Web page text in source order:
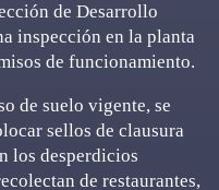
de Desarrollo
inspección en la planta
de funcionamiento.
de suelo vigente, se
sellos de clausura
los desperdicios
de restaurantes,